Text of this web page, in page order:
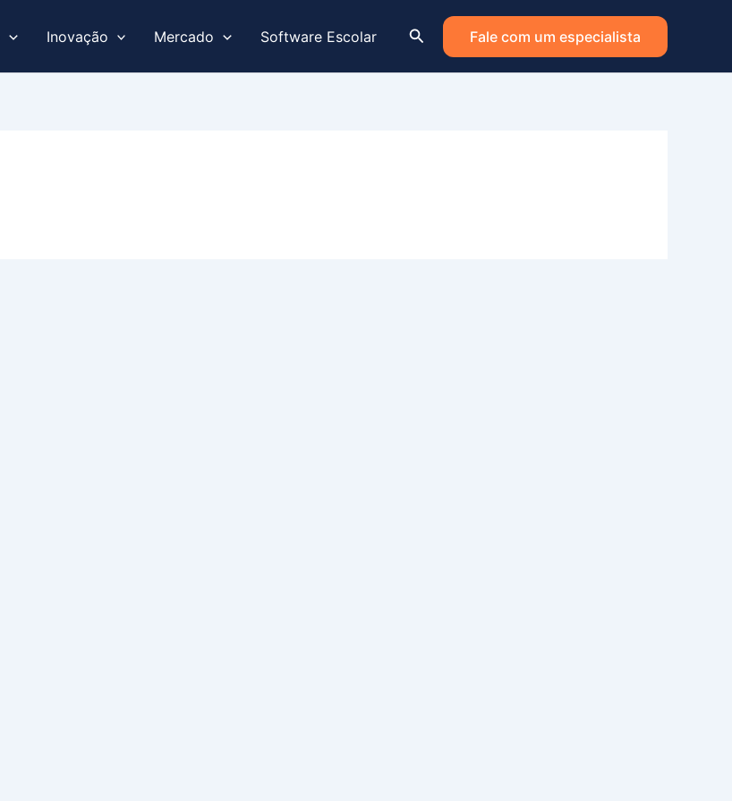
Inovação Mercado Software Escolar PesquisarFale com um especialista